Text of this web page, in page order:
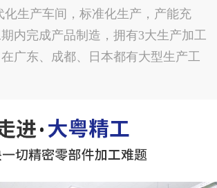
生产车间，标准化生产，产能充
内完成产品制造，拥有3大生产加工
广东、成都、日本都有大型生产工